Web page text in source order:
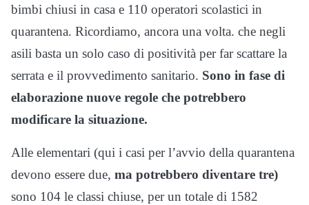
bimbi chiusi in casa e 110 operatori scolastici in
quarantena. Ricordiamo, ancora una volta. che negli
asili basta un solo caso di positività per far scattare la
serrata e il provvedimento sanitario. Sono in fase di
elaborazione nuove regole che potrebbero
modificare la situazione.
Alle elementari (qui i casi per l’avvio della quarantena
devono essere due, ma potrebbero diventare tre)
sono 104 le classi chiuse, per un totale di 1582